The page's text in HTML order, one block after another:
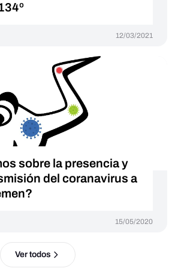
12/03/2021
sobre la presencia y
del coranavirus a
15/05/2020
Ver todos